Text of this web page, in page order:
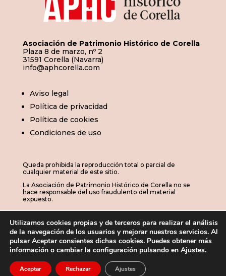
Asociación de Patrimonio Histórico de Corella
Plaza 8 de marzo, nº 2
31591 Corella (Navarra)
info@aphcorella.com
Aviso legal
Política de privacidad
Política de cookies
Condiciones de uso
Queda prohibida la reproducción total o parcial de
cualquier material de este sitio.
La Asociación de Patrimonio Histórico de Corella no se
hace responsable del uso fraudulento del material
expuesto.
© 2026 | APHC · Asociación de Patrimonio
Histórico de Corella

Utilizamos cookies propias y de terceros para realizar el análisis
de la navegación de los usuarios y mejorar nuestros servicios. Al
pulsar Aceptar consientes dichas cookies. Puedes obtener más
información o cambiar la configuración pulsando en Ajustes.
Aceptar Rechazar Ajustes